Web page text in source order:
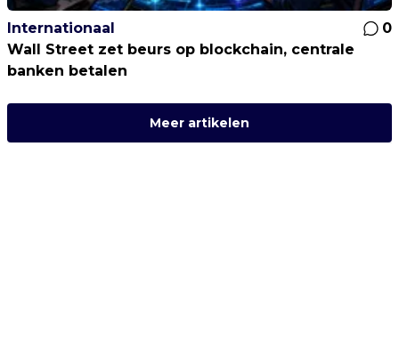
Internationaal
0
Wall Street zet beurs op blockchain, centrale
banken betalen
Meer artikelen